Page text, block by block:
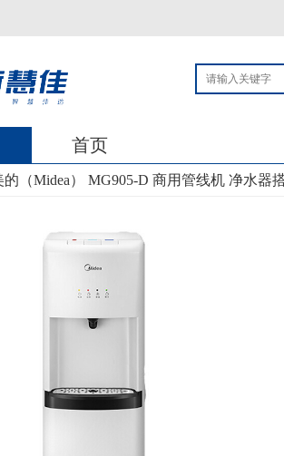
首页
的（Midea） MG905-D 商用管线机 净水器